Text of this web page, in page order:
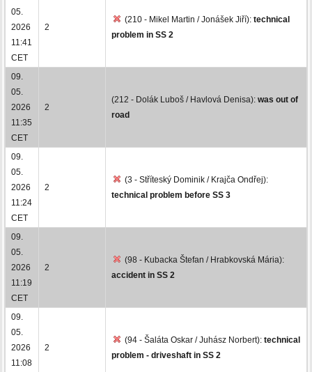
05.
2026
11:41
CET
2
(210 - Mikel Martin / Jonášek Jiří): technical
problem in SS 2
09.
05.
2026
11:35
CET
2
(212 - Dolák Luboš / Havlová Denisa): was out of
road
09.
05.
2026
11:24
CET
2
(3 - Stříteský Dominik / Krajča Ondřej):
technical problem before SS 3
09.
05.
2026
11:19
CET
2
(98 - Kubacka Štefan / Hrabkovská Mária):
accident in SS 2
09.
05.
2026
11:08
2
(94 - Šaláta Oskar / Juhász Norbert): technical
problem - driveshaft in SS 2